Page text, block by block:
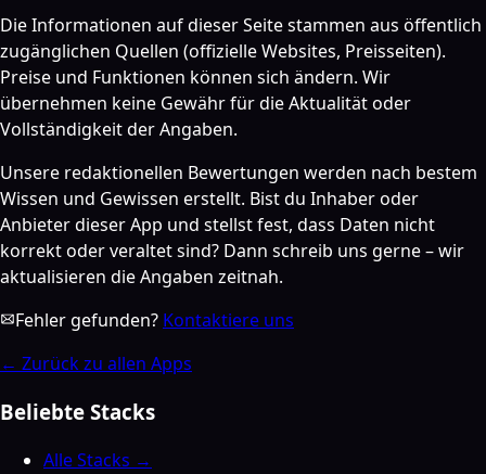
Die Informationen auf dieser Seite stammen aus öffentlich
zugänglichen Quellen (offizielle Websites, Preisseiten).
Preise und Funktionen können sich ändern. Wir
übernehmen keine Gewähr für die Aktualität oder
Vollständigkeit der Angaben.
Unsere redaktionellen Bewertungen werden nach bestem
Wissen und Gewissen erstellt. Bist du Inhaber oder
Anbieter dieser App und stellst fest, dass Daten nicht
korrekt oder veraltet sind? Dann schreib uns gerne – wir
aktualisieren die Angaben zeitnah.
Fehler gefunden? Kontaktiere uns
← Zurück zu allen Apps
Beliebte Stacks
Alle Stacks →